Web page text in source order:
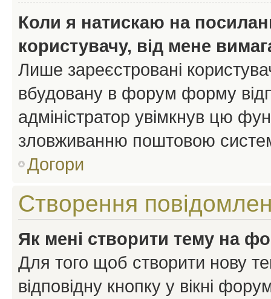
Коли я натискаю на
користувачу, від мене
Лише зареєстровані
вбудовану в форум форму
адміністратор увімкнув цю
зловживанню поштовою
Догори
Створення
Як мені створити тему на
Для того щоб створити нову
відповідну кнопку у вікні